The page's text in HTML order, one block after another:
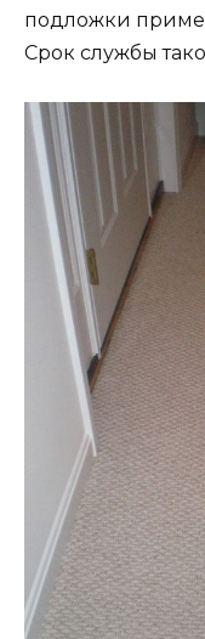
подложки
Срок службы